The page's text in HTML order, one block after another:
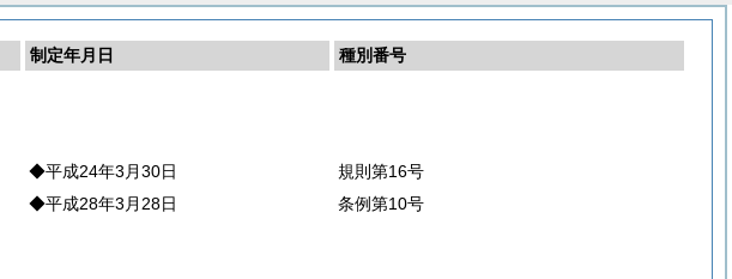
制定年月日
種別番号
◆平成24年3月30日
規則第16号
◆平成28年3月28日 条例第10号